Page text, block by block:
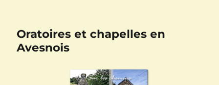
Oratoires et chapelles en
Avesnois